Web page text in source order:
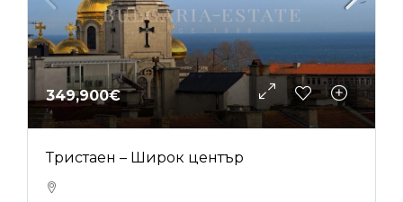
349,900€
Тристаен – Широк център